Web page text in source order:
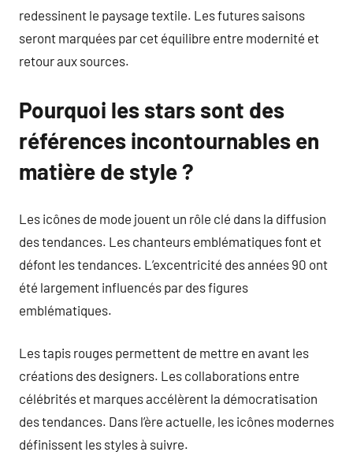
redessinent le paysage textile. Les futures saisons
seront marquées par cet équilibre entre modernité et
retour aux sources.
Pourquoi les stars sont des
références incontournables en
matière de style ?
Les icônes de mode jouent un rôle clé dans la diffusion
des tendances. Les chanteurs emblématiques font et
défont les tendances. L’excentricité des années 90 ont
été largement influencés par des figures
emblématiques.
Les tapis rouges permettent de mettre en avant les
créations des designers. Les collaborations entre
célébrités et marques accélèrent la démocratisation
des tendances. Dans l’ère actuelle, les icônes modernes
définissent les styles à suivre.